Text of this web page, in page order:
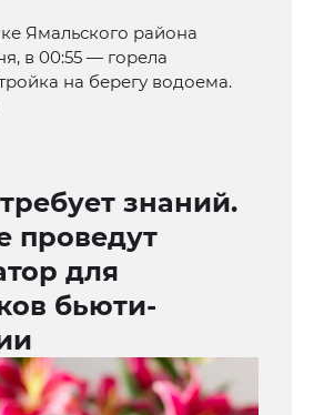
Ямальского района
в 00:55 — горела
на берегу водоема.
знаний.
проведут
для
бьюти-